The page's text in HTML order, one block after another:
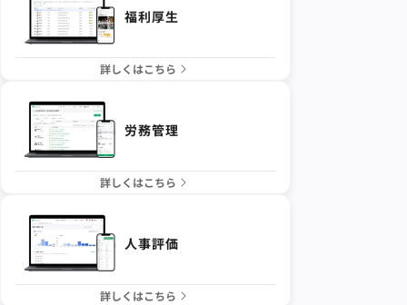
福利厚生
詳しくはこちら
労務管理
詳しくはこちら
人事評価
詳しくはこちら